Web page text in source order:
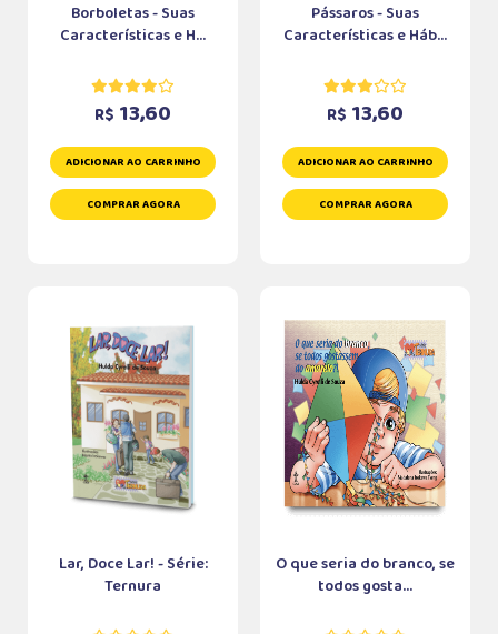
Borboletas - Suas
Características e H...
R$ 13,60
ADICIONAR AO CARRINHO
COMPRAR AGORA
Pássaros - Suas
Características e Háb...
R$ 13,60
ADICIONAR AO CARRINHO
COMPRAR AGORA
Lar, Doce Lar! - Série:
Ternura
O que seria do branco, se
todos gosta...